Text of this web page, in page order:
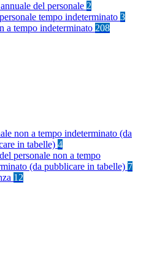
del personale 2
tempo indeterminato 3
a tempo indeterminato 208
non a tempo indeterminato (da
in tabelle) 4
personale non a tempo
(da pubblicare in tabelle) 7
12